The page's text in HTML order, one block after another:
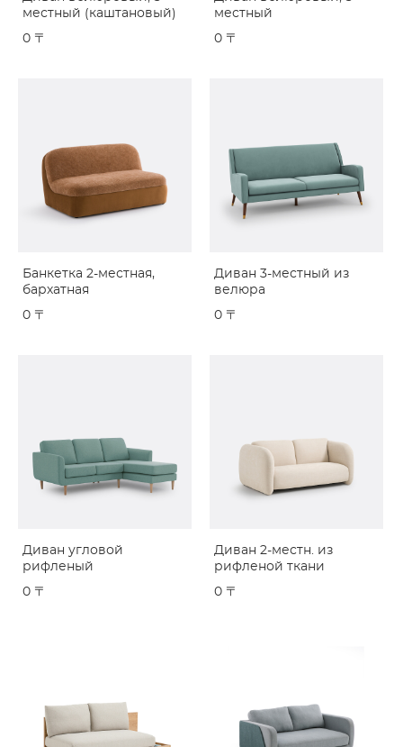
местный (каштановый)
0 〒
местный
0 〒
Банкетка 2-местная,
бархатная
0 〒
Диван 3-местный из
велюра
0 〒
Диван угловой
рифленый
0 〒
Диван 2-местн. из
рифленой ткани
0 〒